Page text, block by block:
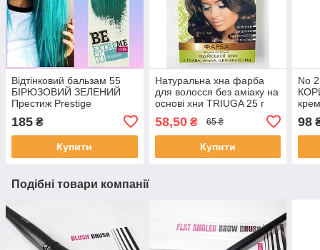
Відтінковий бальзам 55
БІРЮЗОВИЙ ЗЕЛЕНИЙ
Престиж Prestige
185 ₴
Купити
Натуральна хна фарба
для волосся без аміаку на
основі хни TRIUGA 25 г
58,50₴ 65 ₴
Купити
No
98
Подібні товари компанії